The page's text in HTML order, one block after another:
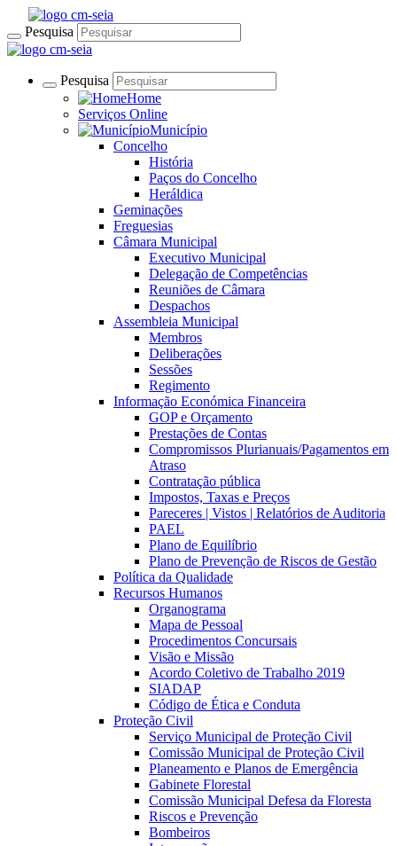
Pesquisa
Pesquisa
Home
Serviços Online
Município
Concelho
História
Paços do Concelho
Heráldica
Geminações
Freguesias
Câmara Municipal
Executivo Municipal
Delegação de Competências
Reuniões de Câmara
Despachos
Assembleia Municipal
Membros
Deliberações
Sessões
Regimento
Informação Económica Financeira
GOP e Orçamento
Prestações de Contas
Compromissos Plurianuais/Pagamentos em
Atraso
Contratação pública
Impostos, Taxas e Preços
Pareceres | Vistos | Relatórios de Auditoria
PAEL
Plano de Equilíbrio
Plano de Prevenção de Riscos de Gestão
Política da Qualidade
Recursos Humanos
Organograma
Mapa de Pessoal
Procedimentos Concursais
Visão e Missão
Acordo Coletivo de Trabalho 2019
SIADAP
Código de Ética e Conduta
Proteção Civil
Serviço Municipal de Proteção Civil
Comissão Municipal de Proteção Civil
Planeamento e Planos de Emergência
Gabinete Florestal
Comissão Municipal Defesa da Floresta
Riscos e Prevenção
Bombeiros